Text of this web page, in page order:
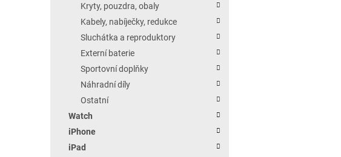
Kryty, pouzdra, obaly
Kabely, nabíječky, redukce
Sluchátka a reproduktory
Externí baterie
Sportovní doplňky
Náhradní díly
Ostatní
Watch
iPhone
iPad